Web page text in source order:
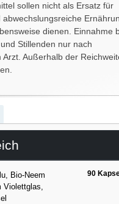
sollen nicht als Ersatz für
dienen. Einnahme
Stillenden nur nach
Außerhalb der
Bio-Neem
Violettglas,
90